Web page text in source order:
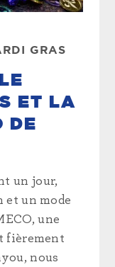
GRAS
ET LA
DE
un jour,
et un mode
une
fièrement
nous